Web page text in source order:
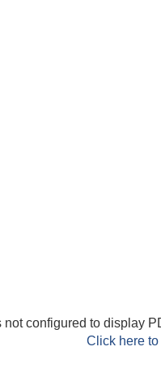
not configured to display
Click here